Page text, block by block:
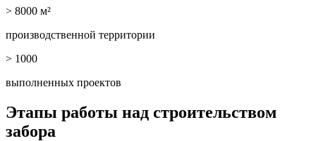
> 8000 м²
производственной территории
> 1000
выполненных проектов
Этапы работы над строительством
забора